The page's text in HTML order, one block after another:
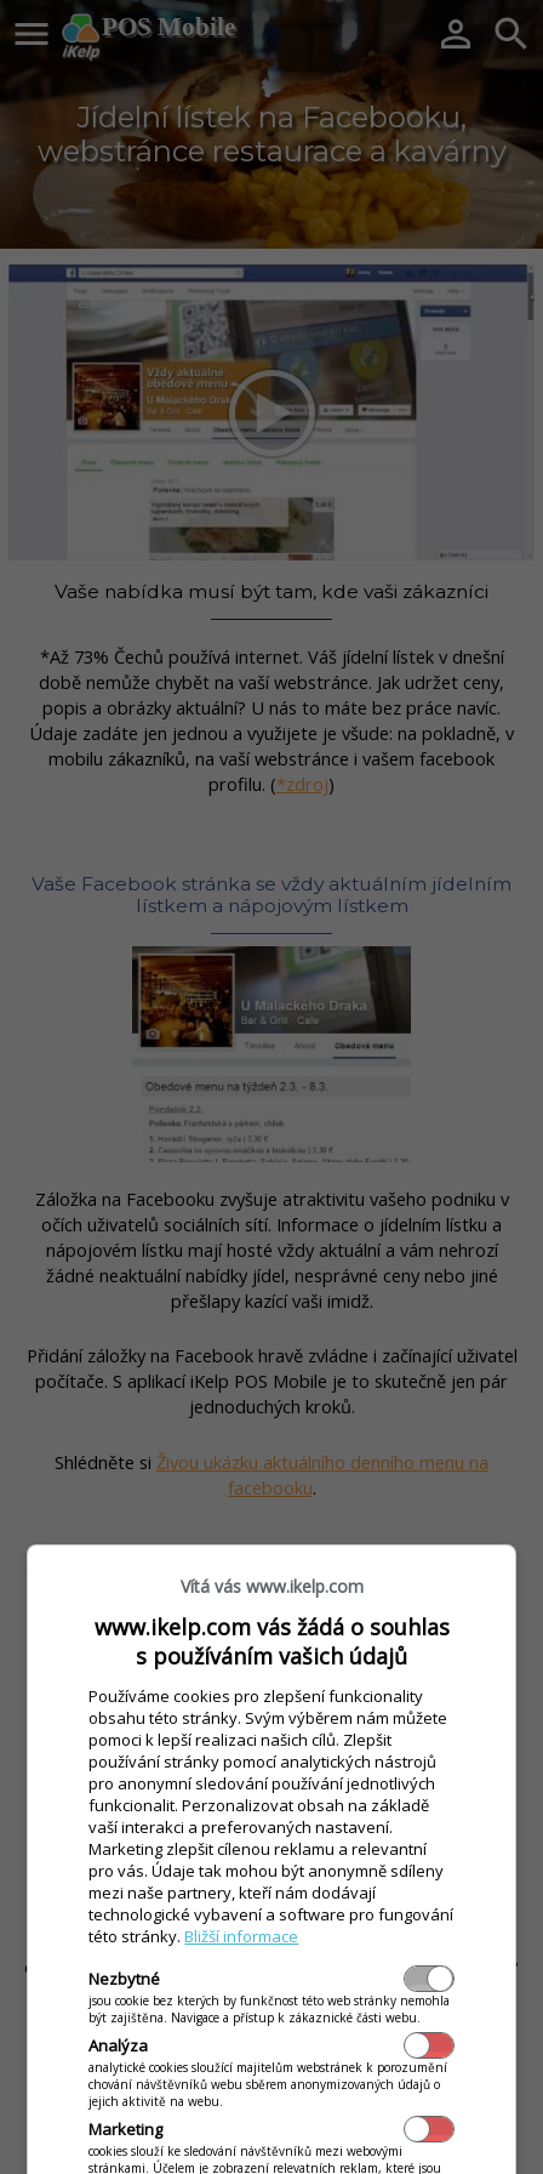
POS Mobile
  
Jídelní lístek na Facebooku,
webstránce restaurace a kavárny
Vaše nabídka musí být tam, kde vaši zákazníci
*Až 73% Čechů používá internet. Váš jídelní lístek v dnešní
době nemůže chybět na vaší webstránce. Jak udržet ceny,
popis a obrázky aktuální? U nás to máte bez práce navíc.
Údaje zadáte jen jednou a využijete je všude: na pokladně, v
mobilu zákazníků, na vaší webstránce i vašem facebook
profilu. (*zdroj)
Vaše Facebook stránka se vždy aktuálním jídelním
lístkem a nápojovým lístkem
Záložka na Facebooku zvyšuje atraktivitu vašeho podniku v
očích uživatelů sociálních sítí. Informace o jídelním lístku a
nápojovém lístku mají hosté vždy aktuální a vám nehrozí
žádné neaktuální nabídky jídel, nesprávné ceny nebo jiné
přešlapy kazící vaši imidž.
Přidání záložky na Facebook hravě zvládne i začínající uživatel
počítače. S aplikací iKelp POS Mobile je to skutečně jen pár
jednoduchých kroků.
Shlédněte si Živou ukázku aktuálního denního menu na
facebooku.
Vaše webová stránka s aktuálním jídelním lístkem a
specialitami podniku
Vaše webstránka je vaší vizitkou a vstupní bránou, kde
návštěvníci nejčastěji hledají otevírací dobu, nabídku jídel
nebo denního menu nebo kontakt. Úspěšné světové řetězce
rychlého občerstvení ví, že obrázky prodávají a díky tomu
dosahují astronomických zisků. A kdy s tím plánujete začít vy?
Díky sdílení v aplikaci si svoji nabídku umístíte všude, kde
potřebujete. A to doslova na pár kliků. Takto to může
vypadat u vásŽivá ukázka jídelního lístku na webstránce
Vítá vás www.ikelp.com
www.ikelp.com vás žádá o souhlas
s používáním vašich údajů
Používáme cookies pro zlepšení funkcionality
obsahu této stránky. Svým výběrem nám můžete
pomoci k lepší realizaci našich cílů. Zlepšit
používání stránky pomocí analytických nástrojů
pro anonymní sledování používání jednotlivých
funkcionalit. Perzonalizovat obsah na základě
vaší interakci a preferovaných nastavení.
Marketing zlepšit cílenou reklamu a relevantní
pro vás. Údaje tak mohou být anonymně sdíleny
mezi naše partnery, kteří nám dodávají
technologické vybavení a software pro fungování
této stránky.Bližší informace
Nezbytné
jsou cookie bez kterých by funkčnost této web stránky nemohla
být zajištěna. Navigace a přístup k zákaznické části webu.
Analýza
analytické cookies sloužící majitelům webstránek k porozumění
chování návštěvníků webu sběrem anonymizovaných údajů o
jejich aktivitě na webu.
Marketing
cookies slouží ke sledování návštěvníků mezi webovými
stránkami. Účelem je zobrazení relevatních reklam, které jsou